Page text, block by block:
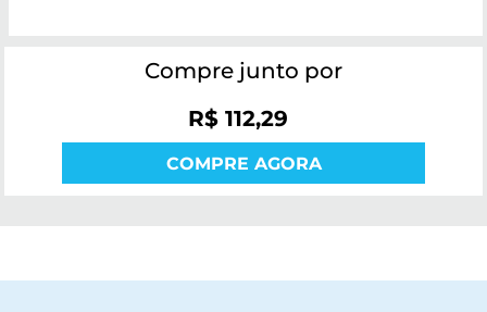
Compre junto por
R$ 112,29
COMPRE AGORA